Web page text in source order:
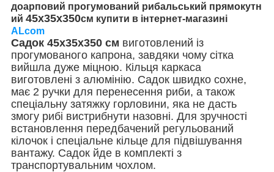
доарповий прогумований рибальський прямокутн
ий 45х35х350см купити в інтернет-магазині
ALcom
Садок 45х35х350 см виготовлений із
прогумованого капрона, завдяки чому сітка
вийшла дуже міцною. Кільця каркаса
виготовлені з алюмінію. Садок швидко сохне,
має 2 ручки для перенесення риби, а також
спеціальну затяжку горловини, яка не дасть
змогу рибі вистрибнути назовні. Для зручності
встановлення передбачений регульований
кілочок і спеціальне кільце для підвішування
вантажу. Садок йде в комплекті з
транспортувальним чохлом.